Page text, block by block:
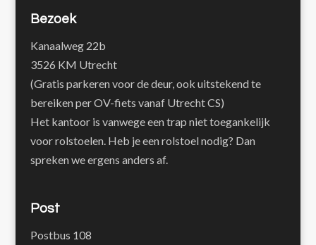
Bezoek
Kanaalweg 22b
3526 KM Utrecht
(Gratis parkeren voor de deur, ook uitstekend te
bereiken per OV-fiets vanaf Utrecht CS)
Het kantoor is vanwege een trap niet toegankelijk
voor rolstoelen. Heb je een rolstoel nodig? Dan
spreken we ergens anders af.
Post
Postbus 108